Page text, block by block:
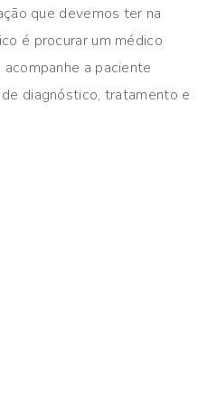
que devemos ter na
é procurar um médico
a paciente
diagnóstico, tratamento e